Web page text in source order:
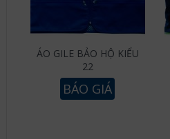
ÁO GILE BẢO HỘ KIỂU
22
BÁO GIÁ